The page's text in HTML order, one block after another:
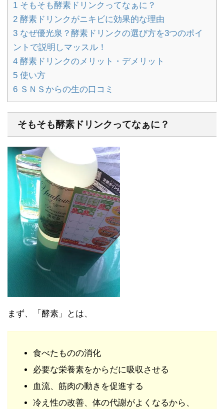
1 そもそも酵素ドリンクってなぁに？
2 酵素ドリンクがニキビに効果的な理由
3 なぜ優光泉？酵素ドリンクの選び方を3つのポイ
ントで説明しマッスル！
4 酵素ドリンクのメリット・デメリット
5 使い方
6 ＳＮＳからの生の口コミ
そもそも酵素ドリンクってなぁに？
まず、「酵素」とは、
食べたものの消化
必要な栄養素をからだに吸収させる
血流、筋肉の動きを促進する
冷え性の改善、体の代謝がよくなるから、